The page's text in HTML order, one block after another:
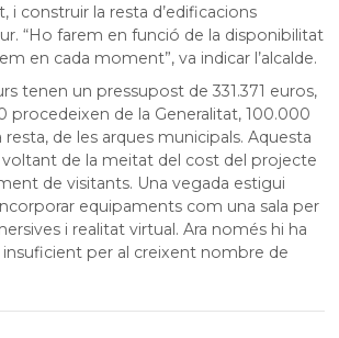
i construir la resta d’edificacions
“Ho farem en funció de la disponibilitat
en cada moment”, va indicar l’alcalde.
tenen un pressupost de 331.371 euros,
procedeixen de la Generalitat, 100.000
de les arques municipals. Aquesta
voltant de la meitat del cost del projecte
de visitants. Una vegada estigui
equipaments com una sala per
i realitat virtual. Ara només hi ha
per al creixent nombre de